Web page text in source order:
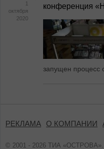
1
октября
2020
конференция
запущен процесс
РЕКЛАМА О КОМПАНИИ
© 2001 - 2026 ТИА «ОСТРОВА».